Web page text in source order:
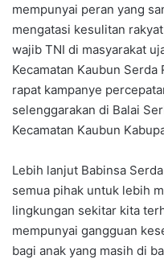
mempunyai peran yang
mengatasi kesulitan
wajib TNI di masyarakat
Kecamatan Kaubun
rapat kampanye
selenggarakan di Balai
Kecamatan Kaubun
Lebih lanjut Babinsa
semua pihak untuk lebih
lingkungan sekitar kita
mempunyai gangguan
bagi anak yang masih di